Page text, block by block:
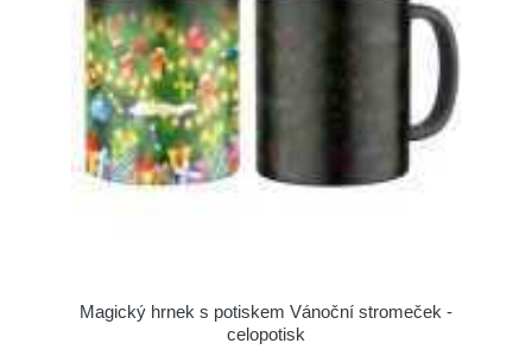
Magický hrnek s potiskem Vánoční stromeček -
celopotisk